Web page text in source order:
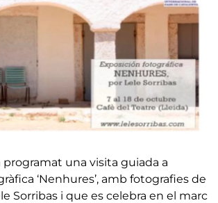
programat una visita guiada a
‘Nenhures’, amb fotografies de
Sorribas i que es celebra en el marc